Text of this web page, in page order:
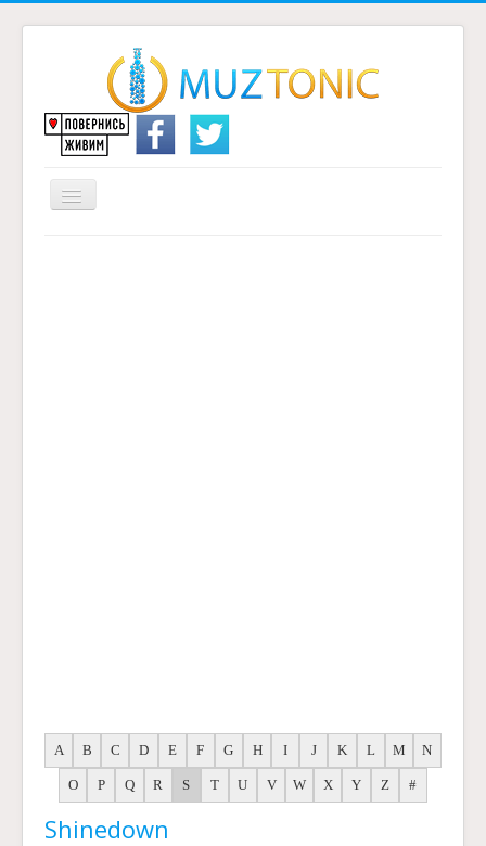
Перемикач
навігації
A B C D E F G H I J K L M N
O P Q R S T U V W X Y Z #
Shinedown